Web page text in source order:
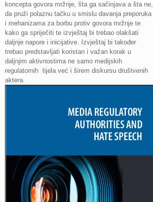
koncepta govora mržnje, šta ga sačinjava a šta ne,
da pruži polaznu tačku u smislu davanja preporuka
i mehanizama za borbu protiv govora mržnje te
kako ga spriječiti te izvještaj bi trebao olakšati
daljnje napore i inicijative. Izvještaj bi također
trebao predstavljati koristan i važan korak u
daljnjim aktivnostima ne samo medijskih
regulatornih tijela već i širem diskursu društvenih
aktera.